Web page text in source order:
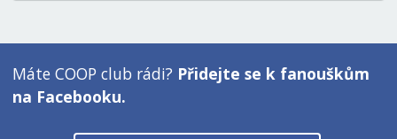
Máte COOP club rádi? Přidejte se k fanouškům
na Facebooku.